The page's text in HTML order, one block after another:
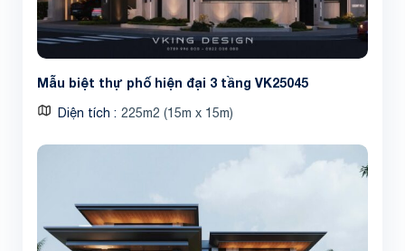
Mẫu biệt thự phố hiện đại 3 tầng VK25045
Diện tích 225m2 (15m x 15m)